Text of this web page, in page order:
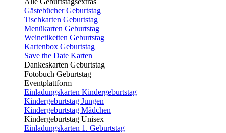
Gästebücher Geburtstag
Tischkarten Geburtstag
Menükarten Geburtstag
Weinetiketten Geburtstag
Kartenbox Geburtstag
Save the Date Karten
Dankeskarten Geburtstag
Fotobuch Geburtstag
Eventplattform
Einladungskarten Kindergeburtstag
Kindergeburtstag Jungen
Kindergeburtstag Mädchen
Kindergeburtstag Unisex
Einladungskarten 1. Geburtstag